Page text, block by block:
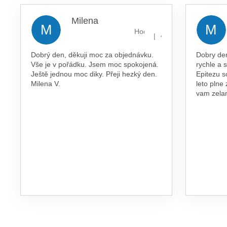
M
Milena
Hodnocení obchodu je 5 z 5
| 4.8.2026
Dobrý den, děkuji moc za objednávku.
Vše je v pořádku. Jsem moc spokojená.
Ještě jednou moc diky. Přeji hezký den.
Milena V.
M
Dobry
rychle a
Epitezu
leto plne
vam